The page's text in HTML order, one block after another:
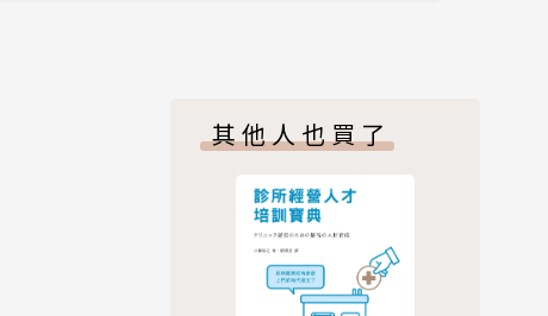
其他人也買了